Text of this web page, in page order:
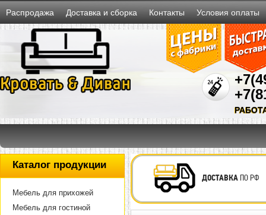
Распродажа Доставка и сборка Контакты Условия оплаты
Каталог продукции
Мебель для прихожей
Мебель для гостиной
ДОСТАВКАПО РФ